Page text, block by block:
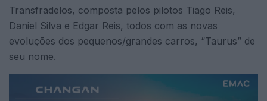
Transfradelos, composta pelos pilotos Tiago Reis,
Daniel Silva e Edgar Reis, todos com as novas
evoluções dos pequenos/grandes carros, “Taurus” de
seu nome.